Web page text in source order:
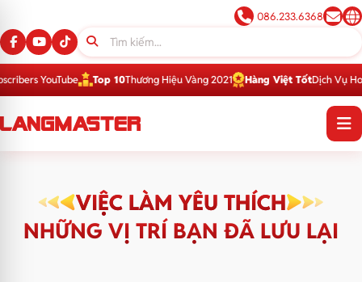
086.233.6368
YouTube Top 10 Thương Hiệu Vàng 2021 Hàng Việt TốtDịch Vụ
VIỆC LÀM YÊU THÍCH
NHỮNG VỊ TRÍ BẠN ĐÃ LƯU LẠI